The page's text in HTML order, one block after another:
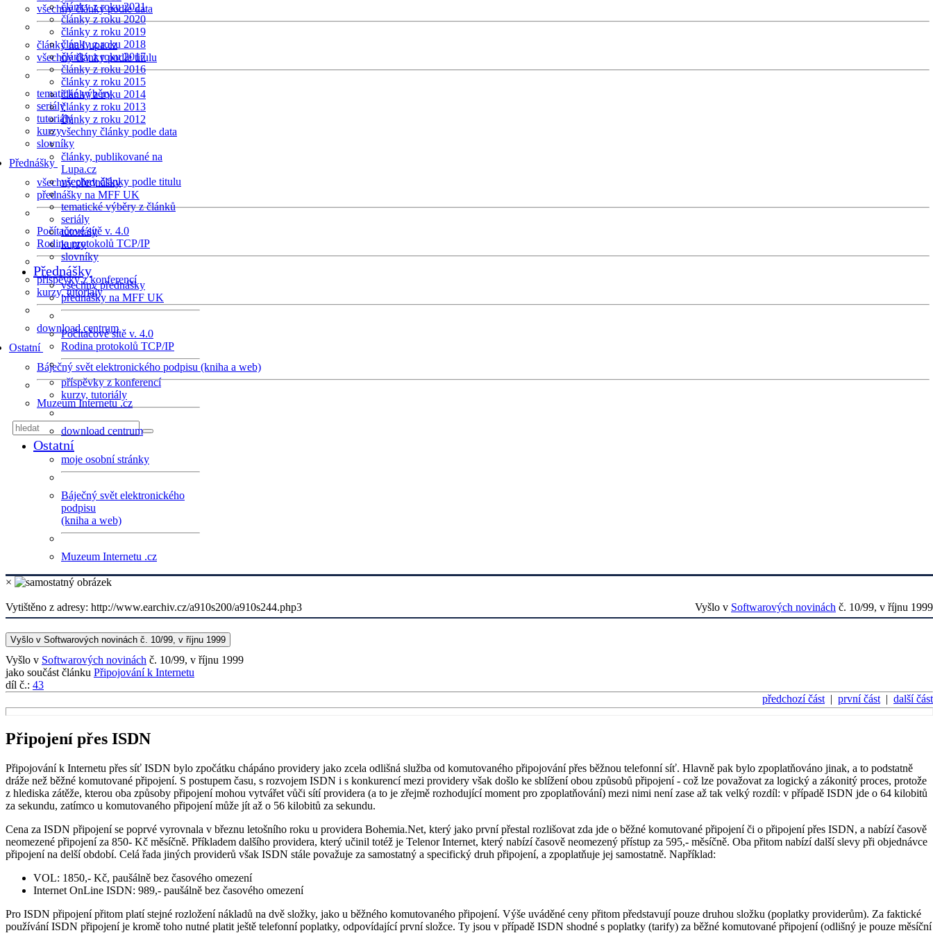
všechny články podle data
články na Lupa.cz
všechny články podle titulu
tematické výběry
seriály
tutoriály
kurzy
slovníky
Přednášky
všechny přednášky
přednášky na MFF UK
Počítačové sítě v. 4.0
Rodina protokolů TCP/IP
příspěvky z konferencí
kurzy, tutoriály
download centrum
Ostatní
Báječný svět elektronického podpisu (kniha a web)
Muzeum Internetu .cz
články z roku 2021
články z roku 2020
články z roku 2019
články z roku 2018
články z roku 2017
články z roku 2016
články z roku 2015
články z roku 2014
články z roku 2013
články z roku 2012
všechny články podle data
články, publikované na
Lupa.cz
všechny články podle titulu
tematické výběry z článků
seriály
tutoriály
kurzy
slovníky
Přednášky
všechny přednášky
přednášky na MFF UK
Počítačové sítě v. 4.0
Rodina protokolů TCP/IP
příspěvky z konferencí
kurzy, tutoriály
download centrum
Ostatní
moje osobní stránky
Báječný svět elektronického
podpisu
(kniha a web)
Muzeum Internetu .cz
×
Vyšlo v Softwarových novinách č. 10/99, v říjnu 1999
Vytištěno z adresy: http://www.earchiv.cz/a910s200/a910s244.php3
Vyšlo v Softwarových novinách č. 10/99, v říjnu 1999
Vyšlo v Softwarových novinách č. 10/99, v říjnu 1999
jako součást článku Připojování k Internetu
díl č.: 43
předchozí část | první část | další část
Připojení přes ISDN
Připojování k Internetu přes síť ISDN bylo zpočátku chápáno providery jako zcela odlišná služba od komutovaného připojování přes běžnou telefonní síť. Hlavně pak bylo zpoplatňováno jinak, a to podstatně
dráže než běžné komutované připojení. S postupem času, s rozvojem ISDN i s konkurencí mezi providery však došlo ke sblížení obou způsobů připojení - což lze považovat za logický a zákonitý proces, protože
z hlediska zátěže, kterou oba způsoby připojení mohou vytvářet vůči sítí providera (a to je zřejmě rozhodující moment pro zpoplatňování) mezi nimi není zase až tak velký rozdíl: v případě ISDN jde o 64 kilobitů
za sekundu, zatímco u komutovaného připojení může jít až o 56 kilobitů za sekundu.
Cena za ISDN připojení se poprvé vyrovnala v březnu letošního roku u providera Bohemia.Net, který jako první přestal rozlišovat zda jde o běžné komutované připojení či o připojení přes ISDN, a nabízí časově
neomezené připojení za 850- Kč měsíčně. Příkladem dalšího providera, který učinil totéž je Telenor Internet, který nabízí časově neomezený přístup za 595,- měsíčně. Oba přitom nabízí další slevy při objednávce
připojení na delší období. Celá řada jiných providerů však ISDN stále považuje za samostatný a specifický druh připojení, a zpoplatňuje jej samostatně. Například:
VOL: 1850,- Kč, paušálně bez časového omezení
Internet OnLine ISDN: 989,- paušálně bez časového omezení
Pro ISDN připojení přitom platí stejné rozložení nákladů na dvě složky, jako u běžného komutovaného připojení. Výše uváděné ceny přitom představují pouze druhou složku (poplatky providerům). Za faktické
používání ISDN připojení je kromě toho nutné platit ještě telefonní poplatky, odpovídající první složce. Ty jsou v případě ISDN shodné s poplatky (tarify) za běžné komutované připojení (odlišný je pouze měsíční